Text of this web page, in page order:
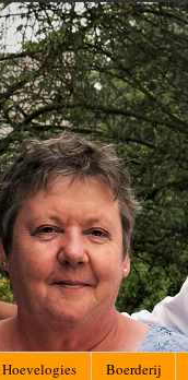
Hoevelogies Boerderij